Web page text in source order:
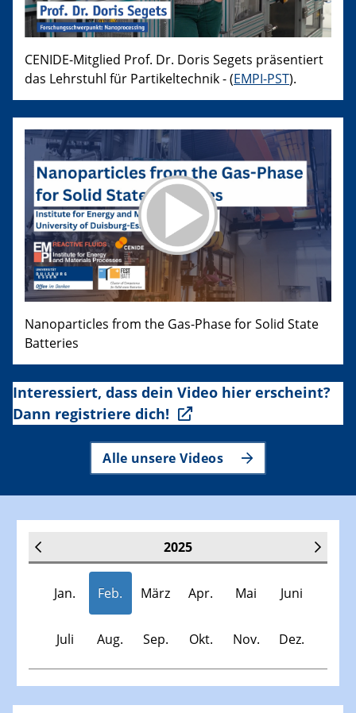
CENIDE-Mitglied Prof. Dr. Doris Segets präsentiert
das Lehrstuhl für Partikeltechnik - (EMPI-PST).
Nanoparticles from the Gas-Phase for Solid State
Batteries
Interessiert, dass dein Video hier erscheint?
Dann registriere dich!
Alle unsere Videos
2025
Jan. Feb. März Apr. Mai Juni
Juli Aug. Sep. Okt. Nov. Dez.